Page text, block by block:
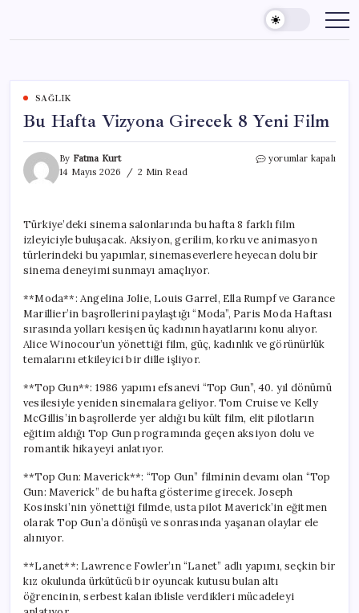
content
SAĞLIK
Bu Hafta Vizyona Girecek 8 Yeni Film
By Fatma Kurt
14 Mayıs 2026
2 Min Read
Bu
Yeni
Film
için
yorumlar kapalı
Türkiye’deki sinema salonlarında bu hafta 8 farklı film
izleyiciyle buluşacak. Aksiyon, gerilim, korku ve animasyon
türlerindeki bu yapımlar, sinemaseverlere heyecan dolu bir
sinema deneyimi sunmayı amaçlıyor.
**Moda**: Angelina Jolie, Louis Garrel, Ella Rumpf ve Garance
Marillier’in başrollerini paylaştığı “Moda”, Paris Moda Haftası
sırasında yolları kesişen üç kadının hayatlarını konu alıyor.
Alice Winocour’un yönettiği film, güç, kadınlık ve görünürlük
temalarını etkileyici bir dille işliyor.
**Top Gun**: 1986 yapımı efsanevi “Top Gun”, 40. yıl dönümü
vesilesiyle yeniden sinemalara geliyor. Tom Cruise ve Kelly
McGillis’in başrollerde yer aldığı bu kült film, elit pilotların
eğitim aldığı Top Gun programında geçen aksiyon dolu ve
romantik hikayeyi anlatıyor.
**Top Gun: Maverick**: “Top Gun” filminin devamı olan “Top
Gun: Maverick” de bu hafta gösterime girecek. Joseph
Kosinski’nin yönettiği filmde, usta pilot Maverick’in eğitmen
olarak Top Gun’a dönüşü ve sonrasında yaşanan olaylar ele
alınıyor.
**Lanet**: Lawrence Fowler’ın “Lanet” adlı yapımı, seçkin bir
kız okulunda ürkütücü bir oyuncak kutusu bulan altı
öğrencinin, serbest kalan iblisle verdikleri mücadeleyi